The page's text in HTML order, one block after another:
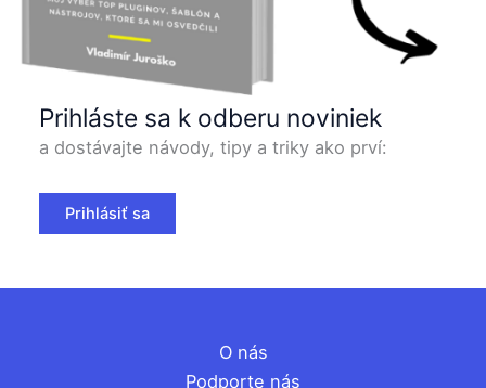
Prihláste sa k odberu noviniek
a dostávajte návody, tipy a triky ako prví:
Prihlásiť sa
O nás
Podporte nás